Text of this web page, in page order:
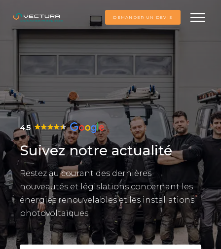
DEMANDER UN DEVIS
4.5
Suivez notre actualité
Restez au courant des dernières
nouveautés et législations concernant les
énergies renouvelables et les installations
photovoltaïques.